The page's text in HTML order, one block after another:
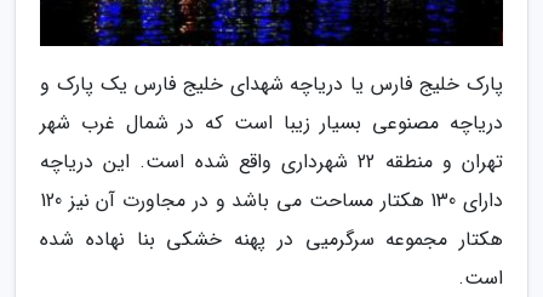
پارک خلیج فارس یا دریاچه شهدای خلیج فارس یک پارک و
دریاچه مصنوعی بسیار زیبا است که در شمال غرب شهر
تهران و منطقه 22 شهرداری واقع شده است. این دریاچه
دارای 130 هکتار مساحت می باشد و در مجاورت آن نیز 120
هکتار مجموعه سرگرمیی در پهنه خشکی بنا نهاده شده
است.